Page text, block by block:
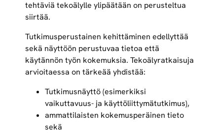
tehtäviä tekoälylle ylipäätään on perusteltua
siirtää.
Tutkimusperustainen kehittäminen edellyttää
sekä näyttöön perustuvaa tietoa että
käytännön työn kokemuksia. Tekoälyratkaisuja
arvioitaessa on tärkeää yhdistää:
Tutkimusnäyttö (esimerkiksi
vaikuttavuus- ja käyttöliittymätutkimus),
ammattilaisten kokemusperäinen tieto
sekä